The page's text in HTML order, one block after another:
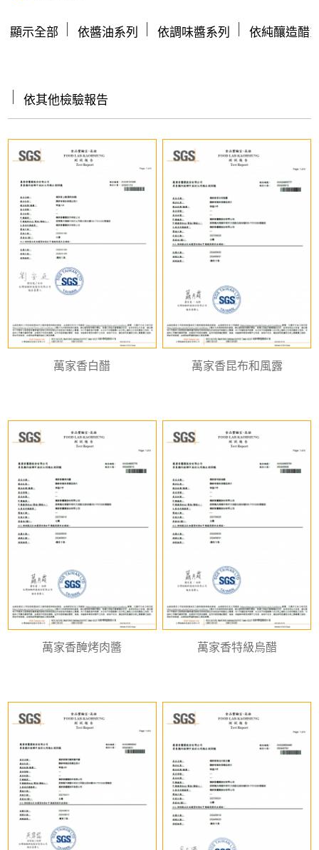
顯示全部 依醬油系列 依調味醬系列 依純釀造醋
依其他檢驗報告
萬家香白醋 萬家香昆布和風露
萬家香醃烤肉醬 萬家香特級烏醋